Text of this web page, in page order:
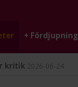
+ Fördjupning
25